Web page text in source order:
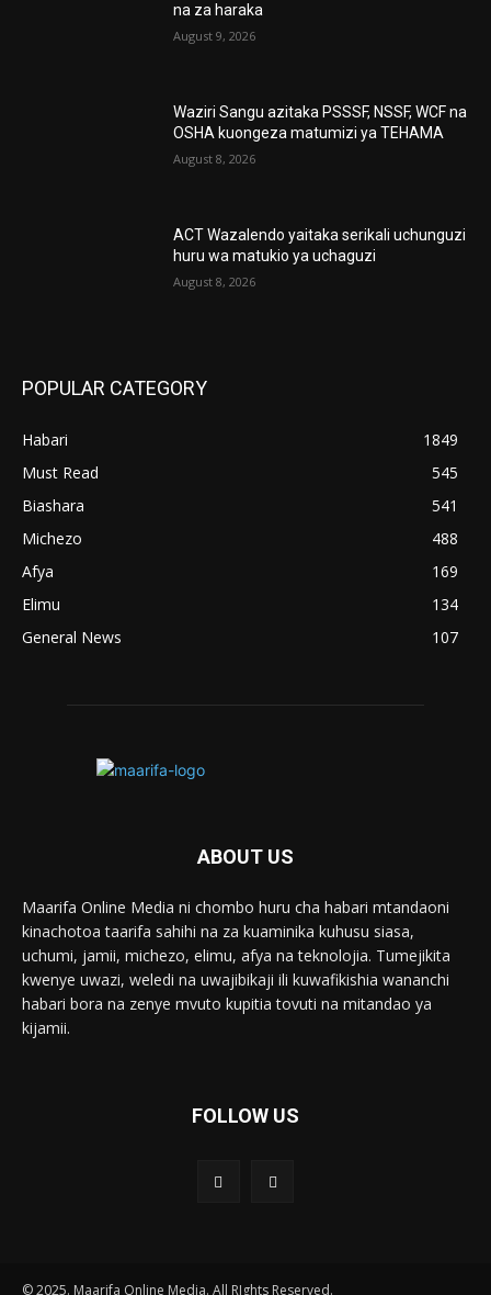
na za haraka
August 9, 2026
Waziri Sangu azitaka PSSSF, NSSF, WCF na
OSHA kuongeza matumizi ya TEHAMA
August 8, 2026
ACT Wazalendo yaitaka serikali uchunguzi
huru wa matukio ya uchaguzi
August 8, 2026
POPULAR CATEGORY
Habari
1849
Must Read
545
Biashara
541
Michezo
488
Afya
169
Elimu
134
General News
107
ABOUT US
Maarifa Online Media ni chombo huru cha habari mtandaoni
kinachotoa taarifa sahihi na za kuaminika kuhusu siasa,
uchumi, jamii, michezo, elimu, afya na teknolojia. Tumejikita
kwenye uwazi, weledi na uwajibikaji ili kuwafikishia wananchi
habari bora na zenye mvuto kupitia tovuti na mitandao ya
kijamii.
FOLLOW US
© 2025. Maarifa Online Media. All RIghts Reserved.